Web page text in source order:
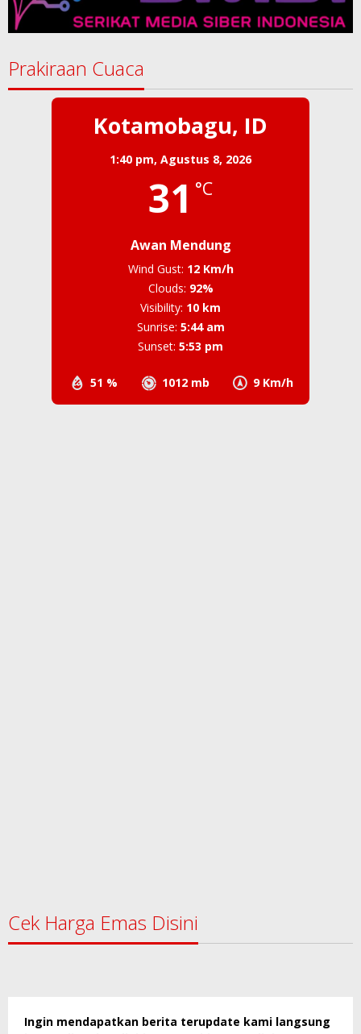
Prakiraan Cuaca
Kotamobagu, ID
1:40 pm, Agustus 8, 2026
31 °C
Awan Mendung
51 % 1012 mb 9 Km/h
Wind Gust: 12 Km/h
Clouds: 92%
Visibility: 10 km
Sunrise: 5:44 am
Sunset: 5:53 pm
Cek Harga Emas Disini
Ingin mendapatkan berita terupdate kami langsung